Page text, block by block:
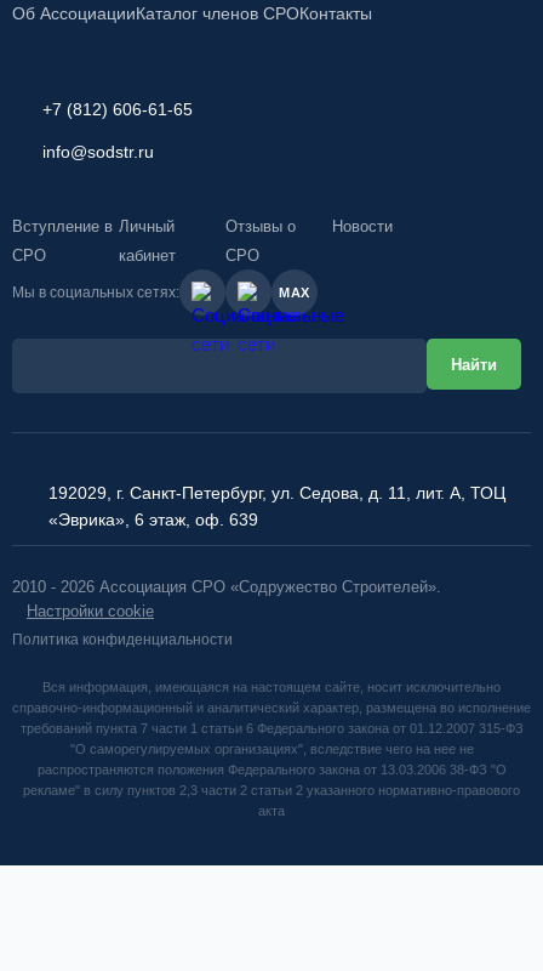
Об АссоциацииКаталог членов СРОКонтакты
+7 (812) 606-61-65
info@sodstr.ru
Вступление в
СРО
Личный
кабинет
Отзывы о
СРО
Новости
Мы в социальных сетях: MAX
192029, г. Санкт-Петербург, ул. Седова, д. 11, лит. А, ТОЦ
«Эврика», 6 этаж, оф. 639
2010 - 2026 Ассоциация СРО «Содружество Строителей».
Настройки cookie
Политика конфиденциальности
Вся информация, имеющаяся на настоящем сайте, носит исключительно
справочно-информационный и аналитический характер, размещена во исполнение
требований пункта 7 части 1 статьи 6 Федерального закона от 01.12.2007 315-ФЗ
"О саморегулируемых организациях", вследствие чего на нее не
распространяются положения Федерального закона от 13.03.2006 38-ФЗ "О
рекламе" в силу пунктов 2,3 части 2 статьи 2 указанного нормативно-правового
акта